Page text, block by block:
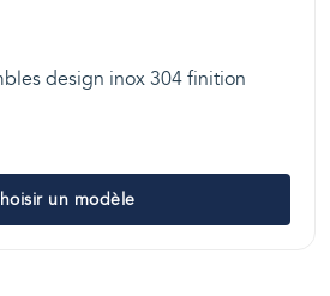
design inox 304 finition
un modèle